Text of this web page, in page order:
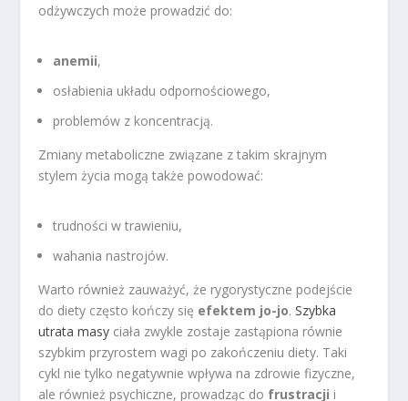
odżywczych może prowadzić do:
anemii,
osłabienia układu odpornościowego,
problemów z koncentracją.
Zmiany metaboliczne związane z takim skrajnym
stylem życia mogą także powodować:
trudności w trawieniu,
wahania nastrojów.
Warto również zauważyć, że rygorystyczne podejście
do diety często kończy się efektem jo-jo.Szybka
utrata masy ciała zwykle zostaje zastąpiona równie
szybkim przyrostem wagi po zakończeniu diety. Taki
cykl nie tylko negatywnie wpływa na zdrowie fizyczne,
ale również psychiczne, prowadząc do frustracji i